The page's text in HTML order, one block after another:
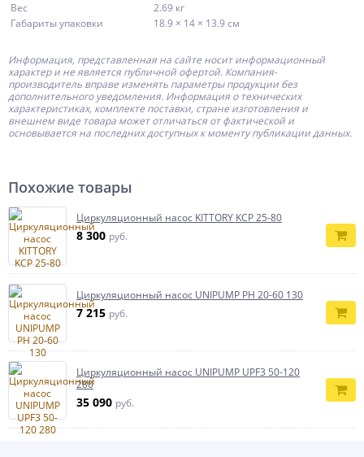
Вес
2.69 кг
Габариты упаковки
18.9 × 14 × 13.9 см
Информация, представленная на сайте носит информационный
характер и не является публичной офертой. Компания-
производитель вправе изменять параметры продукции без
дополнительного уведомления. Информация о технических
характеристиках, комплекте поставки, стране изготовления и
внешнем виде товара может отличаться от фактической и
основывается на последних доступных к моменту публикации данных.
Похожие товары
Циркуляционный насос KITTORY KCP 25-80
8 300 руб.
Циркуляционный насос UNIPUMP PН 20-60 130
7 215 руб.
Циркуляционный насос UNIPUMP UPF3 50-120
280
35 090 руб.